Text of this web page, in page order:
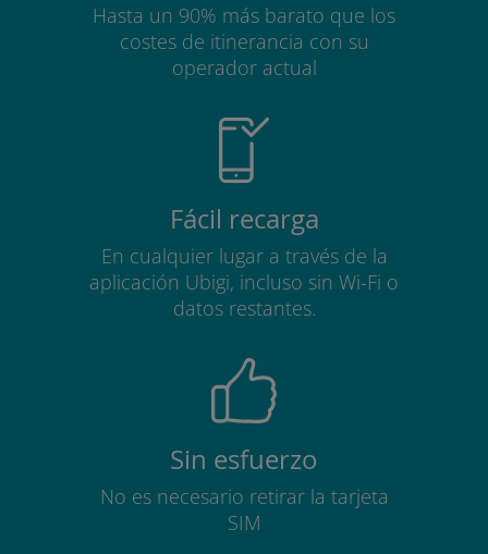
Hasta un 90% más barato que los
costes de itinerancia con su
operador actual
Fácil recarga
En cualquier lugar a través de la
aplicación Ubigi, incluso sin Wi-Fi o
datos restantes.
Sin esfuerzo
No es necesario retirar la tarjeta
SIM